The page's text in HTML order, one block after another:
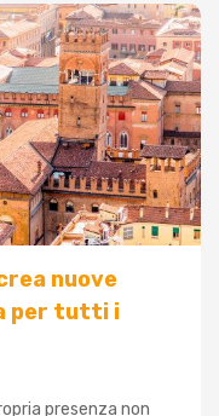
nuove
per tutti i
presenza non